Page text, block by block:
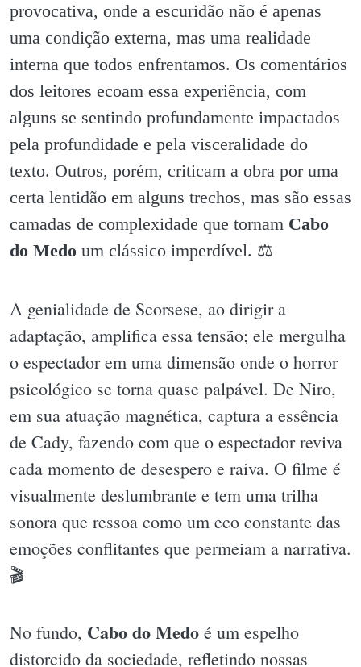
provocativa, onde a escuridão não é apenas
uma condição externa, mas uma realidade
interna que todos enfrentamos. Os comentários
dos leitores ecoam essa experiência, com
alguns se sentindo profundamente impactados
pela profundidade e pela visceralidade do
texto. Outros, porém, criticam a obra por uma
certa lentidão em alguns trechos, mas são essas
camadas de complexidade que tornam Cabo
do Medo um clássico imperdível. ⚖️
A genialidade de Scorsese, ao dirigir a
adaptação, amplifica essa tensão; ele mergulha
o espectador em uma dimensão onde o horror
psicológico se torna quase palpável. De Niro,
em sua atuação magnética, captura a essência
de Cady, fazendo com que o espectador reviva
cada momento de desespero e raiva. O filme é
visualmente deslumbrante e tem uma trilha
sonora que ressoa como um eco constante das
emoções conflitantes que permeiam a narrativa.
🎬
No fundo, Cabo do Medo é um espelho
distorcido da sociedade, refletindo nossas